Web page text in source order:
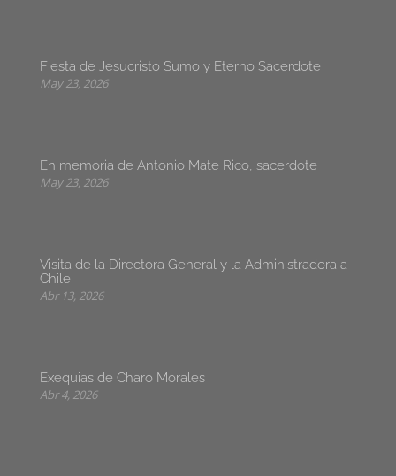
Fiesta de Jesucristo Sumo y Eterno Sacerdote
May 23, 2026
En memoria de Antonio Mate Rico, sacerdote
May 23, 2026
Visita de la Directora General y la Administradora a
Chile
Abr 13, 2026
Exequias de Charo Morales
Abr 4, 2026